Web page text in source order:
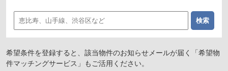
希望条件を登録すると、該当物件のお知らせメールが届く「希望物
件マッチングサービス」もご活用ください。